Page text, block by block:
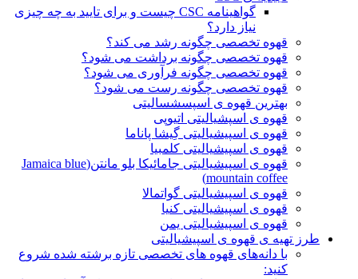
گواهینامه CSC چیست و برای تایید به چه چیزی
نیاز دارد؟
قهوه تخصصی چگونه رشد می کند؟
قهوه تخصصی چگونه برداشت می شود؟
قهوه تخصصی چگونه فرآوری می شود؟
قهوه تخصصی چگونه رست می شود؟
بهترین قهوه ی اسپسشسالیتی
قهوه ی اسپشیالیتی اتیوپی
قهوه ی اسپیشیالیتی گِیشا پاناما
قهوه ی اسپیشیالیتی کلمبیا
قهوه ی اسپیشیالیتی جامائیکا بلو مانتن(Jamaica blue
mountain coffee)
قهوه ی اسپیشیالیتی گواتمالا
قهوه ی اسپیشیالیتی کنیا
قهوه ی اسپیشیالیتی یمن
طرز تهیه ی قهوه ی اسپیشیالیتی
با دانه‌های قهوه های تخصصی تازه برشته شده شروع
کنید: